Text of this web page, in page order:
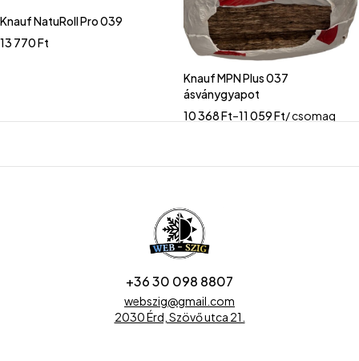
Knauf NatuRoll Pro 039
13 770Ft
Knauf MPN Plus 037
ásványgyapot
10 368Ft–11 059Ft/ csomag
+36 30 098 8807
webszig@gmail.com
2030 Érd, Szövő utca 21.